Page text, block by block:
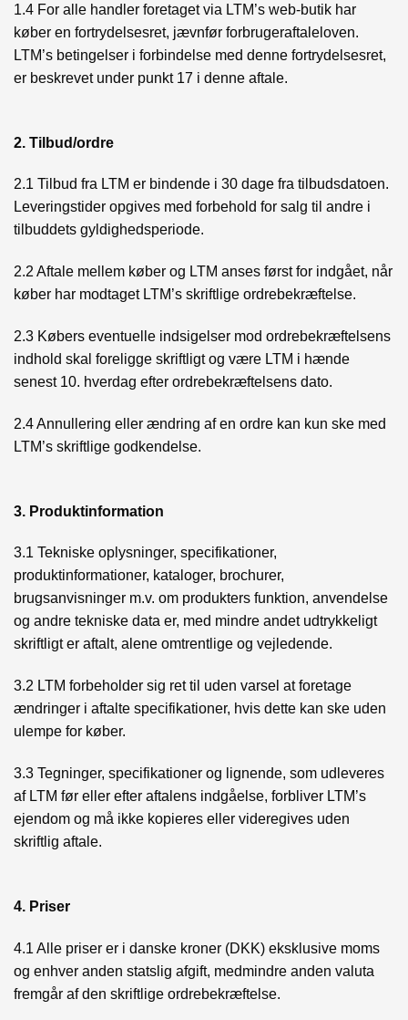
1.4 For alle handler foretaget via LTM’s web-butik har
køber en fortrydelsesret, jævnfør forbrugeraftaleloven.
LTM’s betingelser i forbindelse med denne fortrydelsesret,
er beskrevet under punkt 17 i denne aftale.
2. Tilbud/ordre
2.1 Tilbud fra LTM er bindende i 30 dage fra tilbudsdatoen.
Leveringstider opgives med forbehold for salg til andre i
tilbuddets gyldighedsperiode.
2.2 Aftale mellem køber og LTM anses først for indgået, når
køber har modtaget LTM’s skriftlige ordrebekræftelse.
2.3 Købers eventuelle indsigelser mod ordrebekræftelsens
indhold skal foreligge skriftligt og være LTM i hænde
senest 10. hverdag efter ordrebekræftelsens dato.
2.4 Annullering eller ændring af en ordre kan kun ske med
LTM’s skriftlige godkendelse.
3. Produktinformation
3.1 Tekniske oplysninger, specifikationer,
produktinformationer, kataloger, brochurer,
brugsanvisninger m.v. om produkters funktion, anvendelse
og andre tekniske data er, med mindre andet udtrykkeligt
skriftligt er aftalt, alene omtrentlige og vejledende.
3.2 LTM forbeholder sig ret til uden varsel at foretage
ændringer i aftalte specifikationer, hvis dette kan ske uden
ulempe for køber.
3.3 Tegninger, specifikationer og lignende, som udleveres
af LTM før eller efter aftalens indgåelse, forbliver LTM’s
ejendom og må ikke kopieres eller videregives uden
skriftlig aftale.
4. Priser
4.1 Alle priser er i danske kroner (DKK) eksklusive moms
og enhver anden statslig afgift, medmindre anden valuta
fremgår af den skriftlige ordrebekræftelse.